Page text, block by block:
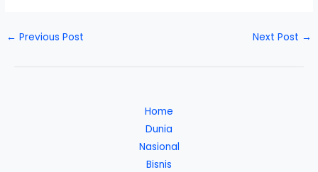
← Previous Post Next Post →
Home
Dunia
Nasional
Bisnis